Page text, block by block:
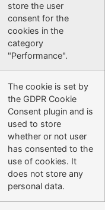
store the user
consent for the
cookies in the
category
"Performance".
The cookie is set by
the GDPR Cookie
Consent plugin and is
used to store
whether or not user
has consented to the
use of cookies. It
does not store any
personal data.